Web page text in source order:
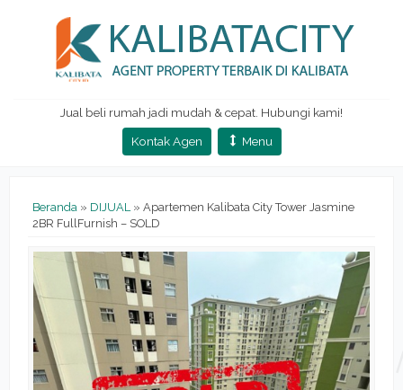
Jual beli rumah jadi mudah & cepat. Hubungi kami!
Kontak Agen
Menu
Beranda » DIJUAL» Apartemen Kalibata City Tower Jasmine
2BR FullFurnish – SOLD